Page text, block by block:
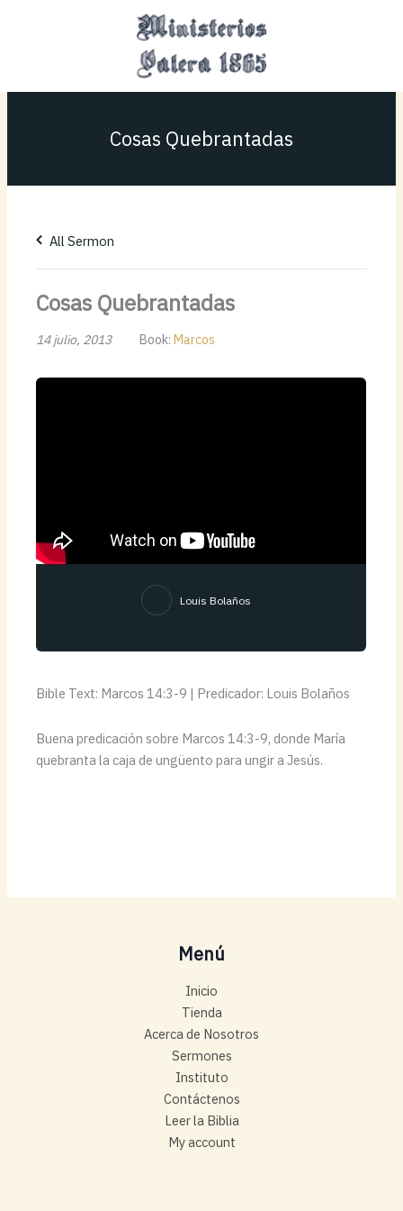
Cosas Quebrantadas
All Sermon
Cosas Quebrantadas
14 julio, 2013 Book:Marcos
Louis Bolaños
Bible Text: Marcos 14:3-9 | Predicador: Louis Bolaños
Buena predicación sobre Marcos 14:3-9, donde María
quebranta la caja de ungüento para ungir a Jesús.
Menú
Inicio
Tienda
Acerca de Nosotros
Sermones
Instituto
Contáctenos
Leer la Biblia
My account